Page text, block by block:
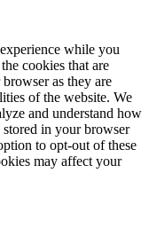
while you
cookies that are
as they are
of the website. We
and understand how
in your browser
to opt-out of these
may affect your